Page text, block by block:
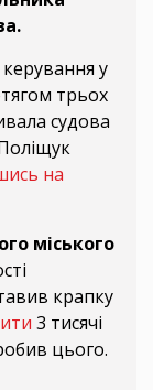
у
трьох
судова
на
міського
крапку
3 тисячі
цього.